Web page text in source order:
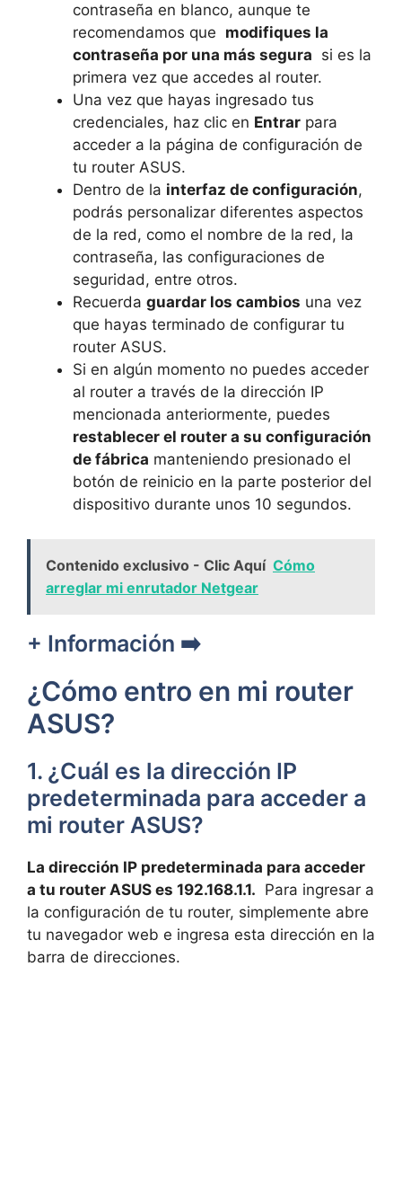
contraseña en blanco, ⁣aunque te
recomendamos⁢ que ⁣ modifiques la
contraseña por⁢ una más segura ⁤ si es la
⁣primera vez ⁤que accedes al ⁣router.
Una ⁢vez ⁣que hayas ingresado ⁣tus
credenciales, haz clic en Entrar para
acceder a⁣ la página de ​configuración de
tu ​router ASUS.
Dentro de la interfaz de configuración,
⁣podrás personalizar diferentes ​aspectos
⁣de​ la red,‌ como⁢ el​ nombre de la red,⁣ la
contraseña, las‍ configuraciones de
seguridad, entre ‍otros.
Recuerda guardar los‍ cambios una ⁤vez
⁤que​ hayas terminado de configurar tu
router ASUS.
Si ‌en algún momento no puedes ​acceder
al router a través de la dirección IP⁢
mencionada anteriormente, puedes
restablecer el ⁢router a su configuración‌
de fábrica manteniendo presionado el
botón de⁤ reinicio en la ‌parte ‌posterior ⁢del
dispositivo durante‌ unos 10 segundos.
Contenido exclusivo - Clic Aquí Cómo
arreglar mi enrutador Netgear
+ Información ​➡️
¿Cómo ⁢entro en mi⁤ router
ASUS?
1. ‌¿Cuál es la dirección ⁢IP
predeterminada para acceder ⁢a
mi ​router ASUS?
La dirección ‌IP predeterminada para acceder
a tu ‌router ASUS es 192.168.1.1. ⁢ Para ingresar a
la configuración⁣ de tu router, simplemente abre
tu navegador web ​e ingresa⁤ esta⁢ dirección⁢ en la
barra de ⁢direcciones.